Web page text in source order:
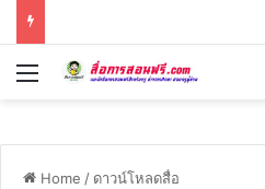
Menu
Home / ดาวน์โหลดสื่อ